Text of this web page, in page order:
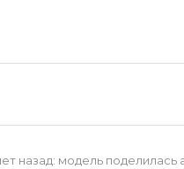
назад: модель